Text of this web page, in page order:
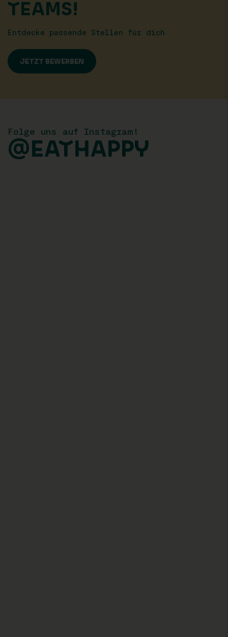
TEAMS!
Entdecke passende Stellen für dich
JETZT BEWERBEN
Folge uns auf Instagram!
@EATHAPPY